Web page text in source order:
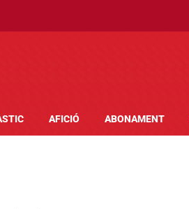
AFICIÓ ABONAMENT